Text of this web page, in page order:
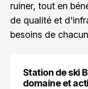
ruiner, tout en
de qualité et
besoins de
Station de ski
domaine et